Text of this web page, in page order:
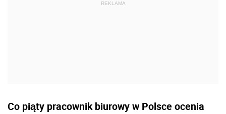
Co piąty pracownik biurowy w Polsce ocenia